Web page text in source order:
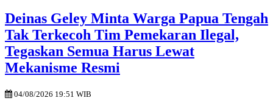
Deinas Geley Minta Warga Papua Tengah
Tak Terkecoh Tim Pemekaran Ilegal,
Tegaskan Semua Harus Lewat
Mekanisme Resmi
04/08/2026 19:51 WIB